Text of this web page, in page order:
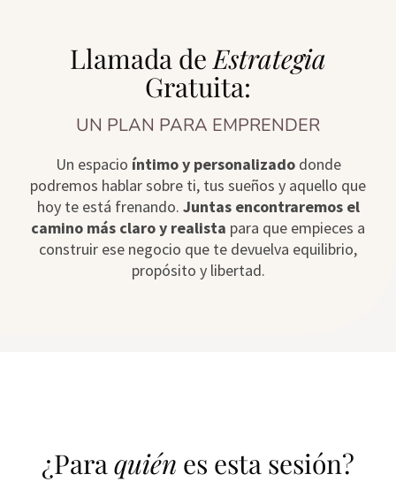
Llamada deEstrategia
Gratuita:
UN PLAN PARA EMPRENDER
Un espacio íntimo y personalizadodonde
podremos hablar sobre ti, tus sueños y aquello que
hoy te está frenando. Juntas encontraremos el
camino más claro y realista para que empieces a
construir ese negocio que te devuelva equilibrio,
propósito y libertad.
¿Paraquién es esta sesión?